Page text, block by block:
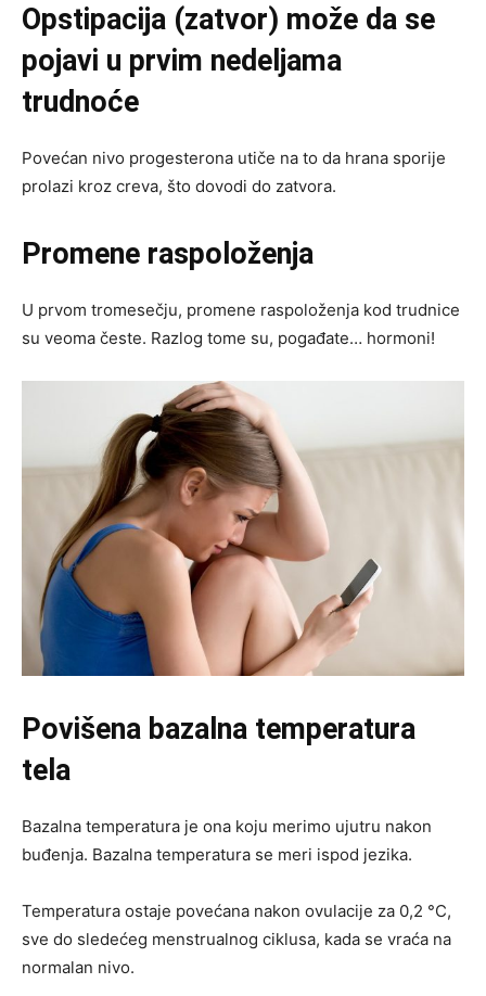
Opstipacija (zatvor) može da se
pojavi u prvim nedeljama
trudnoće
Povećan nivo progesterona utiče na to da hrana sporije
prolazi kroz creva, što dovodi do zatvora.
Promene raspoloženja
U prvom tromesečju, promene raspoloženja kod trudnice
su veoma česte. Razlog tome su, pogađate… hormoni!
Povišena bazalna temperatura
tela
Bazalna temperatura je ona koju merimo ujutru nakon
buđenja. Bazalna temperatura se meri ispod jezika.
Temperatura ostaje povećana nakon ovulacije za 0,2 °C,
sve do sledećeg menstrualnog ciklusa, kada se vraća na
normalan nivo.